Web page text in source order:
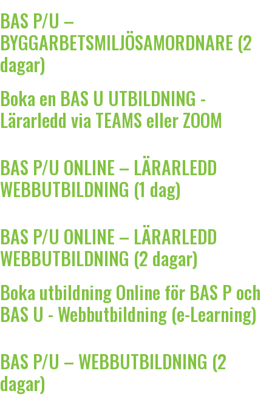
BAS P/U –
BYGGARBETSMILJÖSAMORDNARE (2
dagar)
Boka en BAS U UTBILDNING -
Lärarledd via TEAMS eller ZOOM
BAS P/U ONLINE – LÄRARLEDD
WEBBUTBILDNING (1 dag)
BAS P/U ONLINE – LÄRARLEDD
WEBBUTBILDNING (2 dagar)
Boka utbildning Online för BAS P och
BAS U - Webbutbildning (e-Learning)
BAS P/U – WEBBUTBILDNING (2
dagar)